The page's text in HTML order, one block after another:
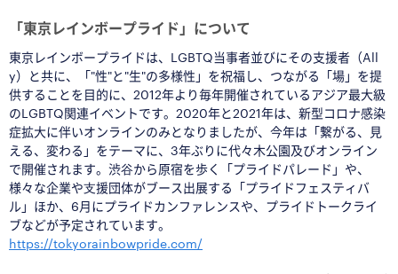
「東京レインボープライド」について
東京レインボープライドは、LGBTQ当事者並びにその支援者（All
y）と共に、「"性"と"生"の多様性」を祝福し、つながる「場」を提
供することを目的に、2012年より毎年開催されているアジア最大級
のLGBTQ関連イベントです。2020年と2021年は、新型コロナ感染
症拡大に伴いオンラインのみとなりましたが、今年は「繋がる、見
える、変わる」をテーマに、3年ぶりに代々木公園及びオンライン
で開催されます。渋⾕から原宿を歩く「プライドパレード」や、
様々な企業や⽀援団体がブース出展する「プライドフェスティバ
ル」ほか、6月にプライドカンファレンスや、プライドトークライ
ブなどが予定されています。
https://tokyorainbowpride.com/